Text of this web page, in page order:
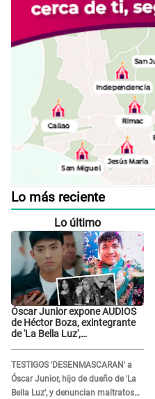
Lo más reciente
Lo último
Óscar Junior expone AUDIOS
de Héctor Boza, exintegrante
de 'La Bella Luz',
"Grábame..."
TESTIGOS 'DESENMASCARAN' a
Óscar Junior, hijo de dueño de 'La
Bella Luz', y denuncian maltratos